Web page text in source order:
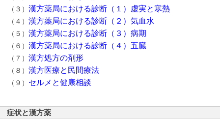
（３） 漢方薬局における診断（１）虚実と寒熱
（４） 漢方薬局における診断（２）気血水
（５） 漢方薬局における診断（３）病期
（６） 漢方薬局における診断（４）五臓
（７） 漢方処方の剤形
（８） 漢方医療と民間療法
（９） セルメと健康相談
症状と漢方薬